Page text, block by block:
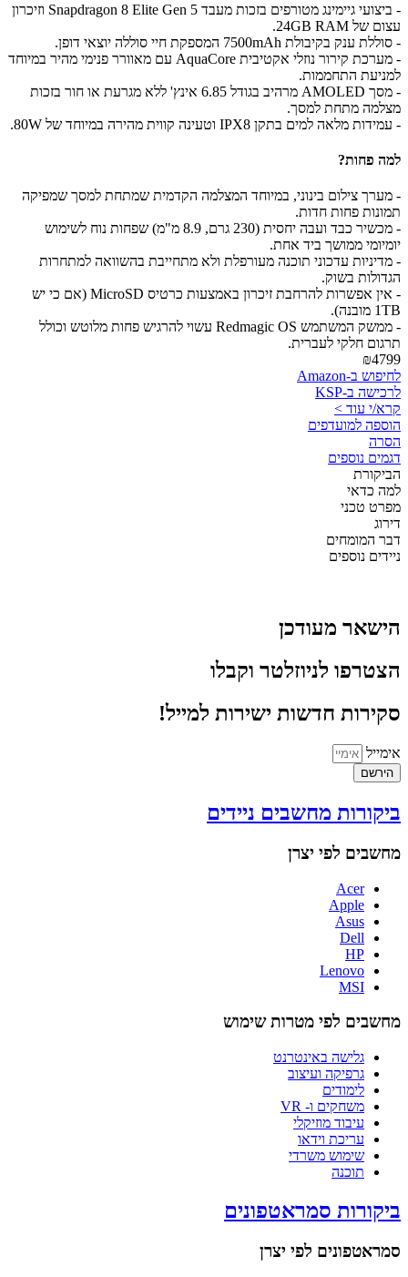
- ביצועי גיימינג מטורפים בזכות מעבד Snapdragon 8 Elite Gen 5 וזיכרון
עצום של 24GB RAM.
- סוללת ענק בקיבולת 7500mAh המספקת חיי סוללה יוצאי דופן.
- מערכת קירור נוזלי אקטיבית AquaCore עם מאוורר פנימי מהיר במיוחד
למניעת התחממות.
- מסך AMOLED מרהיב בגודל 6.85 אינץ' ללא מגרעת או חור בזכות
מצלמה מתחת למסך.
- עמידות מלאה למים בתקן IPX8 וטעינה קווית מהירה במיוחד של 80W.
למה פחות?
- מערך צילום בינוני, במיוחד המצלמה הקדמית שמתחת למסך שמפיקה
תמונות פחות חדות.
- מכשיר כבד ועבה יחסית (230 גרם, 8.9 מ"מ) שפחות נוח לשימוש
יומיומי ממושך ביד אחת.
- מדיניות עדכוני תוכנה מעורפלת ולא מתחייבת בהשוואה למתחרות
הגדולות בשוק.
- אין אפשרות להרחבת זיכרון באמצעות כרטיס MicroSD (אם כי יש
1TB מובנה).
- ממשק המשתמש Redmagic OS עשוי להרגיש פחות מלוטש וכולל
תרגום חלקי לעברית.
₪4799
לחיפוש ב-Amazon
לרכישה ב-KSP
קרא/י עוד >
הוספה למועדפים
הסרה
דגמים נוספים
הביקורת
למה כדאי
מפרט טכני
דירוג
דבר המומחים
ניידים נוספים
הישאר מעודכן
הצטרפו לניוזלטר וקבלו
סקירות חדשות ישירות למייל!
אימייל
הירשם
ביקורות מחשבים ניידים
מחשבים לפי יצרן
Acer
Apple
Asus
Dell
HP
Lenovo
MSI
מחשבים לפי מטרות שימוש
גלישה באינטרנט
גרפיקה ועיצוב
לימודים
משחקים ו- VR
עיבוד מוזיקלי
עריכת וידאו
שימוש משרדי
תוכנה
ביקורות סמראטפונים
סמראטפונים לפי יצרן